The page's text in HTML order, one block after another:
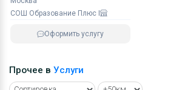
СОШ Образование Плюс I
Оформить услугу
Прочее в Услуги